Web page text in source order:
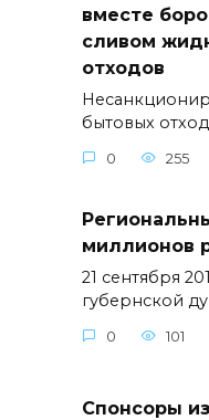
вместе
сливом
отходов
бытовых
0 255
миллионов
21 сентября
губернской
0 101
Спонсоры